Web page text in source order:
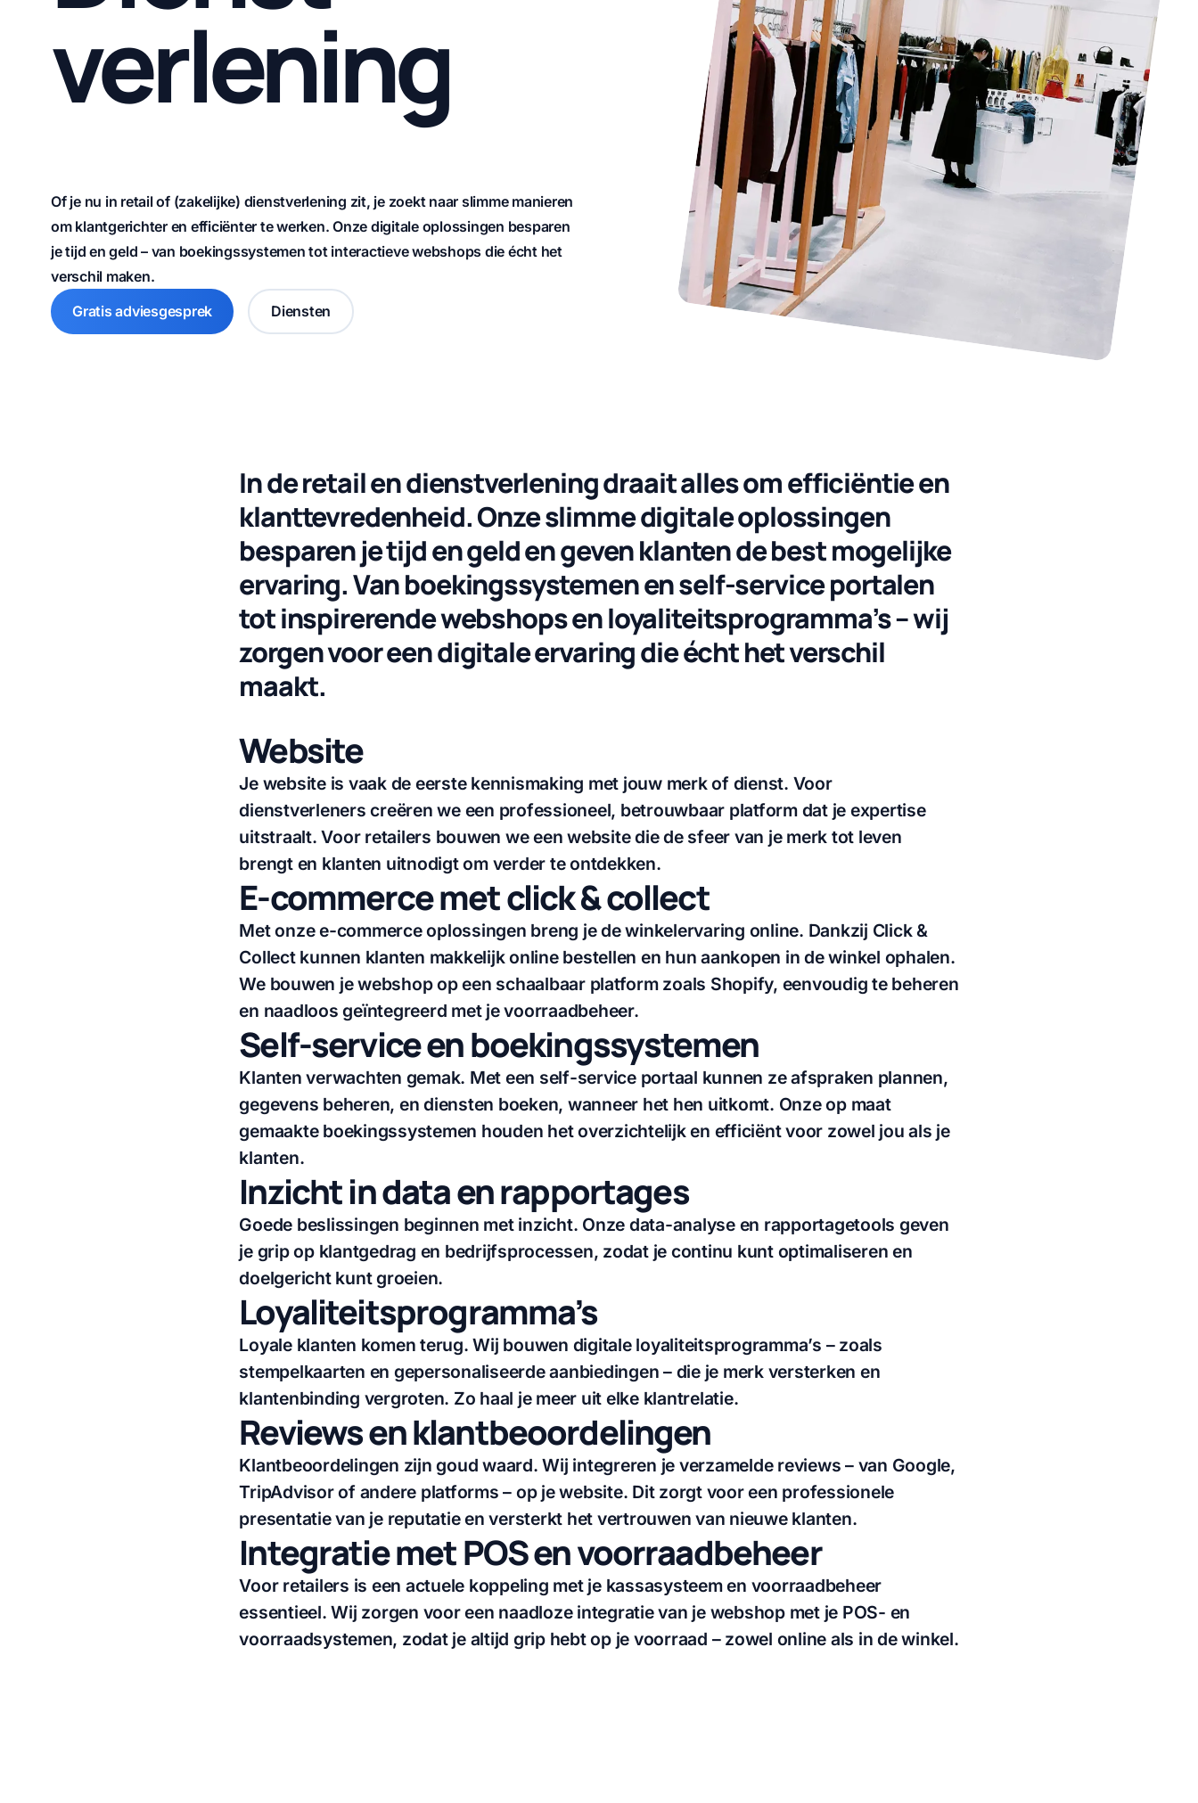
verlening
Of je nu in retail of (zakelijke) dienstverlening zit, je zoekt naar slimme manieren
om klantgerichter en efficiënter te werken. Onze digitale oplossingen besparen
je tijd en geld – van boekingssystemen tot interactieve webshops die écht het
verschil maken.
Gratis adviesgesprek
Diensten
In de retail en dienstverlening draait alles om efficiëntie en
klanttevredenheid. Onze slimme digitale oplossingen
besparen je tijd en geld en geven klanten de best mogelijke
ervaring. Van boekingssystemen en self-service portalen
tot inspirerende webshops en loyaliteitsprogramma’s – wij
zorgen voor een digitale ervaring die écht het verschil
maakt.
Website
Je website is vaak de eerste kennismaking met jouw merk of dienst. Voor
dienstverleners creëren we een professioneel, betrouwbaar platform dat je expertise
uitstraalt. Voor retailers bouwen we een website die de sfeer van je merk tot leven
brengt en klanten uitnodigt om verder te ontdekken.
E-commerce met click & collect
Met onze e-commerce oplossingen breng je de winkelervaring online. Dankzij Click &
Collect kunnen klanten makkelijk online bestellen en hun aankopen in de winkel ophalen.
We bouwen je webshop op een schaalbaar platform zoals Shopify, eenvoudig te beheren
en naadloos geïntegreerd met je voorraadbeheer.
Self-service en boekingssystemen
Klanten verwachten gemak. Met een self-service portaal kunnen ze afspraken plannen,
gegevens beheren, en diensten boeken, wanneer het hen uitkomt. Onze op maat
gemaakte boekingssystemen houden het overzichtelijk en efficiënt voor zowel jou als je
klanten.
Inzicht in data en rapportages
Goede beslissingen beginnen met inzicht. Onze data-analyse en rapportagetools geven
je grip op klantgedrag en bedrijfsprocessen, zodat je continu kunt optimaliseren en
doelgericht kunt groeien.
Loyaliteitsprogramma’s
Loyale klanten komen terug. Wij bouwen digitale loyaliteitsprogramma’s – zoals
stempelkaarten en gepersonaliseerde aanbiedingen – die je merk versterken en
klantenbinding vergroten. Zo haal je meer uit elke klantrelatie.
Reviews en klantbeoordelingen
Klantbeoordelingen zijn goud waard. Wij integreren je verzamelde reviews – van Google,
TripAdvisor of andere platforms – op je website. Dit zorgt voor een professionele
presentatie van je reputatie en versterkt het vertrouwen van nieuwe klanten.
Integratie met POS en voorraadbeheer
Voor retailers is een actuele koppeling met je kassasysteem en voorraadbeheer
essentieel. Wij zorgen voor een naadloze integratie van je webshop met je POS- en
voorraadsystemen, zodat je altijd grip hebt op je voorraad – zowel online als in de winkel.